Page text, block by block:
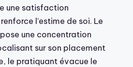
une satisfaction
l’estime de soi. Le
une concentration
sur son placement
le pratiquant évacue le